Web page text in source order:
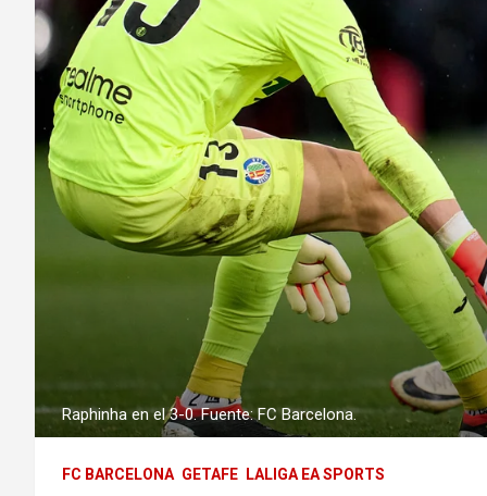
Raphinha en el 3-0. Fuente: FC Barcelona.
FC BARCELONA GETAFE LALIGA EA SPORTS